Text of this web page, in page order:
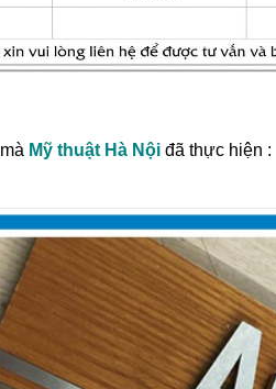
mà Mỹ thuật Hà Nội đã thực hiện :